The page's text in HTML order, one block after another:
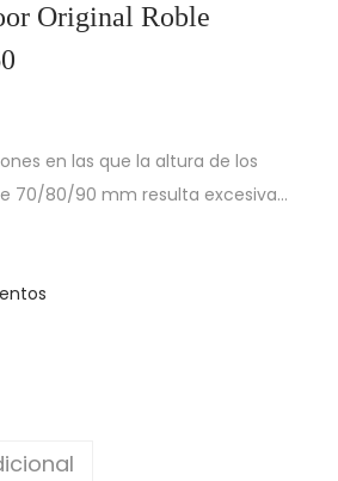
Original Roble
en las que la altura de los
70/80/90 mm resulta excesiva…